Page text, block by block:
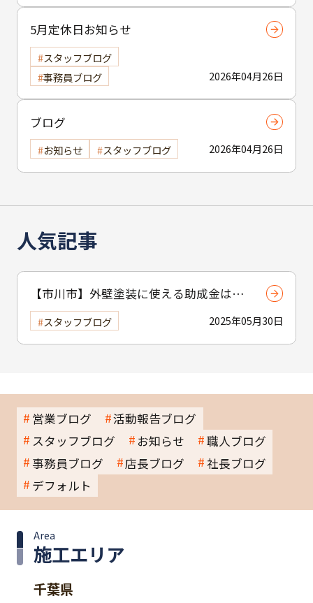
5月定休日お知らせ
2026年04月26日
スタッフブログ
事務員ブログ
ブログ
2026年04月26日
お知らせ スタッフブログ
人気記事
【市川市】外壁塗装に使える助成金はあ
る？ 補助制度と費用を抑えるコツを紹介2025年05月30日
スタッフブログ
営業ブログ
活動報告ブログ
スタッフブログ
お知らせ
職人ブログ
事務員ブログ
店長ブログ
社長ブログ
デフォルト
施工エリア
Area
千葉県